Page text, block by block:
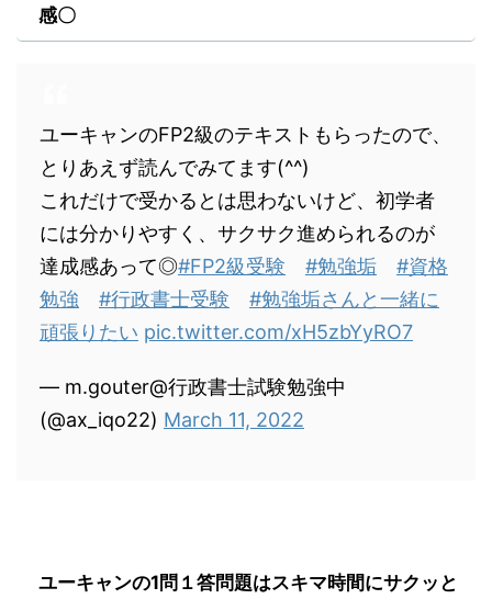
感〇
ユーキャンのFP2級のテキストもらったので、
とりあえず読んでみてます(^^)
これだけで受かるとは思わないけど、初学者
には分かりやすく、サクサク進められるのが
達成感あって◎#FP2級受験 #勉強垢
#資格
勉強
#行政書士受験
#勉強垢さんと一緒に
頑張りたい pic.twitter.com/xH5zbYyRO7
— m.gouter@行政書士試験勉強中
(@ax_iqo22) March 11, 2022
ユーキャンの1問１答問題はスキマ時間にサクッと